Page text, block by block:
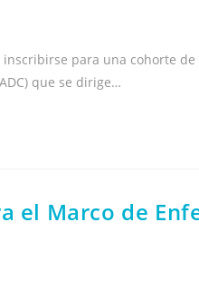
para una cohorte
que se dirige…
el Marco de